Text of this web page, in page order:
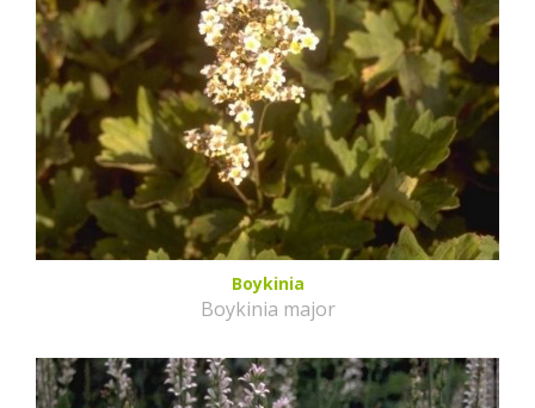
Boykinia
Boykinia major